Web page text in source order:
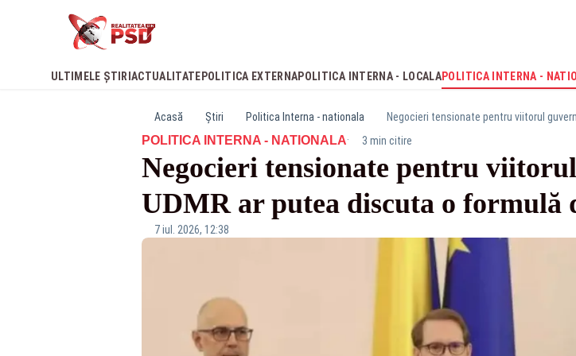
ULTIMELE ȘTIRI ACTUALITATE POLITICA EXTERNAPOLITICA INTERNA - LOCALAPOLITICA INTERNA -
Acasă Știri Politica Interna - nationala Negocieri tensionate pentru viitorul
POLITICA INTERNA - NATIONALA· 3 min citire
Negocieri tensionate pentru
UDMR ar putea discuta o formulă
7 iul. 2026, 12:38